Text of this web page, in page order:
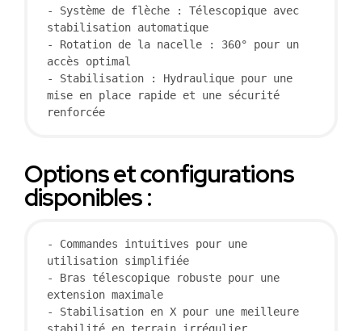
- Système de flèche : Télescopique avec
stabilisation automatique
- Rotation de la nacelle : 360° pour un
accès optimal
- Stabilisation : Hydraulique pour une
mise en place rapide et une sécurité
renforcée
Options et configurations
disponibles :
- Commandes intuitives pour une
utilisation simplifiée
- Bras télescopique robuste pour une
extension maximale
- Stabilisation en X pour une meilleure